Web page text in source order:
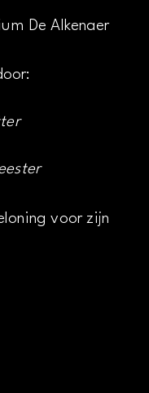
De Alkenaer
voor zijn